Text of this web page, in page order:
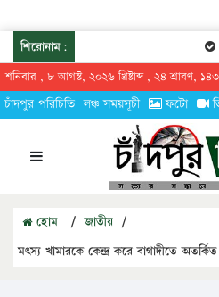
শিরোনাম:
শনিবার , ৮ আগস্ট, ২০২৬ খ্রিষ্টাব্দ , ২৪ শ্রাবণ,
চাঁদপুর পরিচিতি লঞ্চ সময়সূচী ফটো
হোম / জাতীয় /
মৎস্য খামারকে কেন্দ্র করে বাগাদীতে